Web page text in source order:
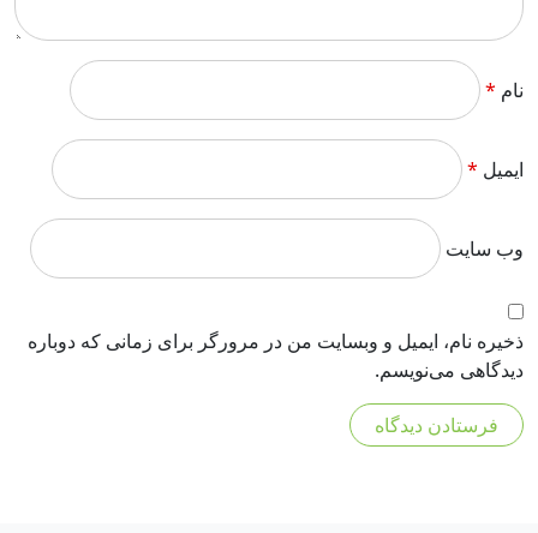
نام *
ایمیل *
وب‌ سایت
ذخیره نام، ایمیل و وبسایت من در مرورگر برای زمانی که دوباره
دیدگاهی می‌نویسم.